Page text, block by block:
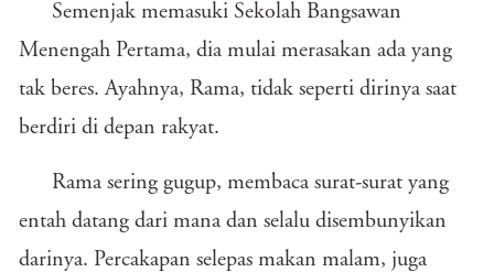
Semenjak memasuki Sekolah Bangsawan
Menengah Pertama, dia mulai merasakan ada yang
tak beres. Ayahnya, Rama, tidak seperti dirinya saat
berdiri di depan rakyat.
Rama sering gugup, membaca surat-surat yang
entah datang dari mana dan selalu disembunyikan
darinya. Percakapan selepas makan malam, juga